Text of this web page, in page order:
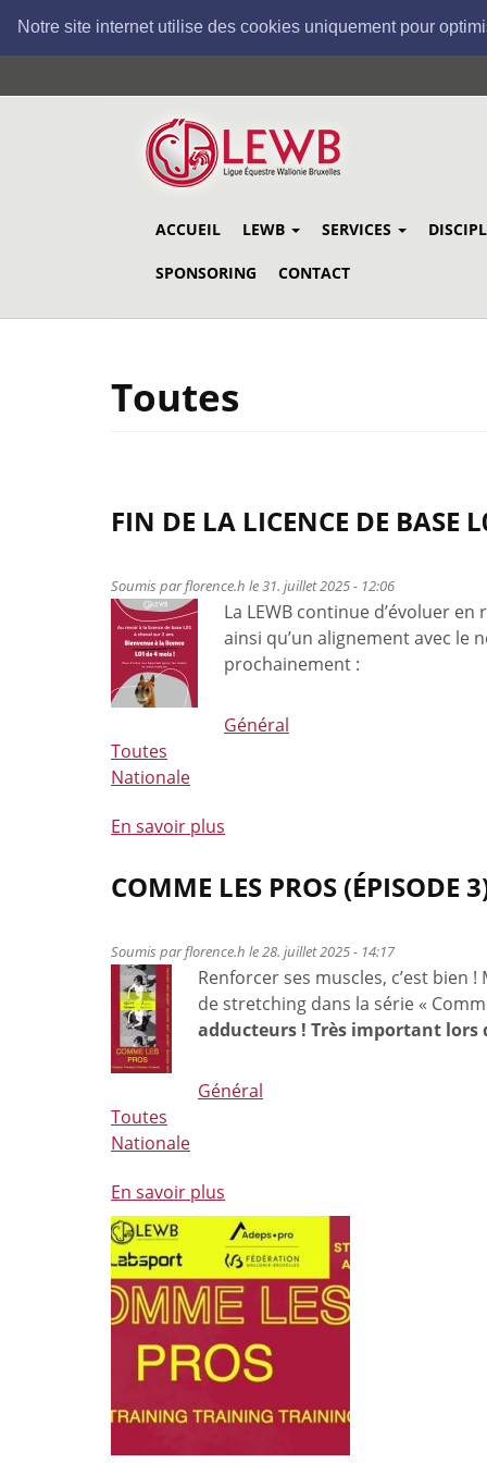
Notre site internet utilise des cookies uniquement pour
au
ACCUEIL LEWB SERVICES
SPONSORING CONTACT
Toutes
FIN DE LA LICENCE DE BASE
Soumis parflorence.h le 31. juillet 2025 - 12:06
La LEWB continue d’évoluer
ainsi qu’un alignement avec le
prochainement :
Général
Toutes
Nationale
En savoir plus
de
Fin
la
licence
de
base
valable
COMME LES PROS (ÉPISODE
Soumis parflorence.h le 28. juillet 2025 - 14:17
Renforcer ses muscles, c’est bien
de stretching dans la série «
adducteurs ! Très important lors
Général
Toutes
Nationale
En savoir plus
propos
de
Comme
les
pros
(épisode
3)
Prépa
Physique